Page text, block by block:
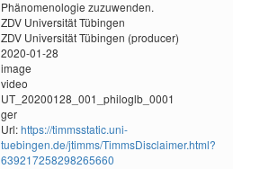
Phänomenologie zuzuwenden.
ZDV Universität Tübingen
ZDV Universität Tübingen (producer)
2020-01-28
image
video
UT_20200128_001_philoglb_0001
ger
Url:https://timmsstatic.uni-
tuebingen.de/jtimms/TimmsDisclaimer.html?
639217258298265660